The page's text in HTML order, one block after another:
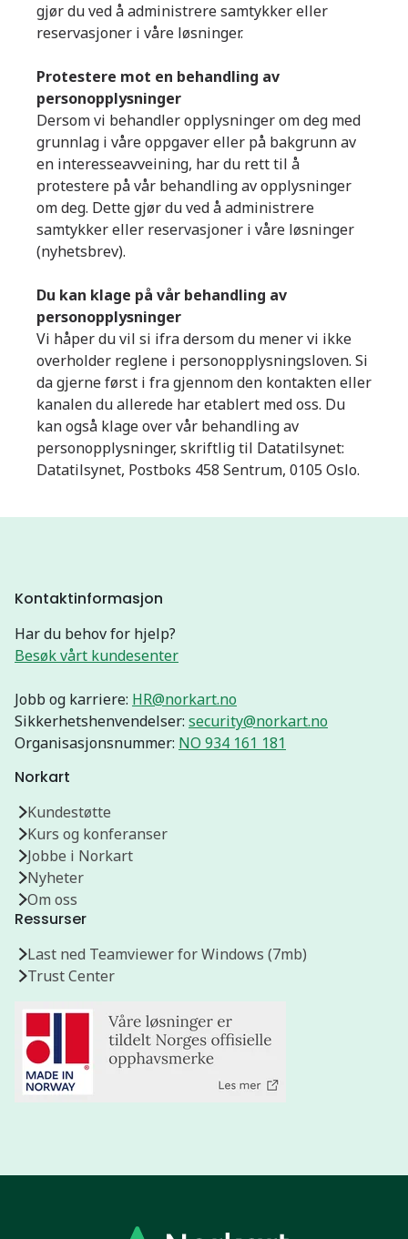
gjør du ved å administrere samtykker eller
reservasjoner i våre løsninger.
Protestere mot en behandling av
personopplysninger
Dersom vi behandler opplysninger om deg med
grunnlag i våre oppgaver eller på bakgrunn av
en interesseavveining, har du rett til å
protestere på vår behandling av opplysninger
om deg. Dette gjør du ved å administrere
samtykker eller reservasjoner i våre løsninger
(nyhetsbrev).
Du kan klage på vår behandling av
personopplysninger
Vi håper du vil si ifra dersom du mener vi ikke
overholder reglene i personopplysningsloven. Si
da gjerne først i fra gjennom den kontakten eller
kanalen du allerede har etablert med oss. Du
kan også klage over vår behandling av
personopplysninger, skriftlig til Datatilsynet:
Datatilsynet, Postboks 458 Sentrum, 0105 Oslo.
Kontaktinformasjon
Har du behov for hjelp?
Besøk vårt kundesenter
Jobb og karriere: HR@norkart.no
Sikkerhetshenvendelser: security@norkart.no
Organisasjonsnummer: NO 934 161 181
Norkart
Kundestøtte
Kurs og konferanser
Jobbe i Norkart
Nyheter
Om oss
Ressurser
Last ned Teamviewer for Windows (7mb)
Trust Center